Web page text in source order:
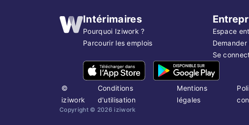
Intérimaires
Pourquoi Iziwork ?
Parcourir les emplois
Espace
Se
©
iziwork
Conditions
d'utilisation
Mentions
légales
Copyright © 2026 iziwork